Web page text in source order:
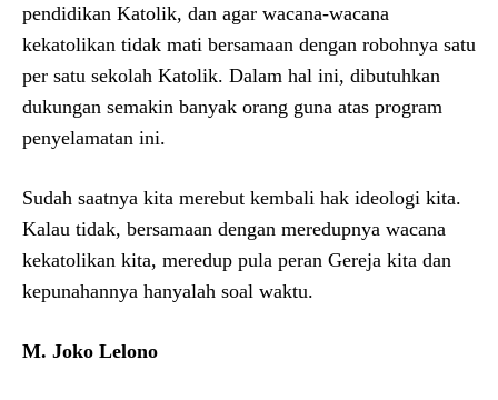
pendidikan Katolik, dan agar wacana-wacana
kekatolikan tidak mati bersamaan dengan robohnya satu
per satu sekolah Katolik. Dalam hal ini, dibutuhkan
dukungan semakin banyak orang guna atas program
penyelamatan ini.
Sudah saatnya kita merebut kembali hak ideologi kita.
Kalau tidak, bersamaan dengan meredupnya wacana
kekatolikan kita, meredup pula peran Gereja kita dan
kepunahannya hanyalah soal waktu.
M. Joko Lelono